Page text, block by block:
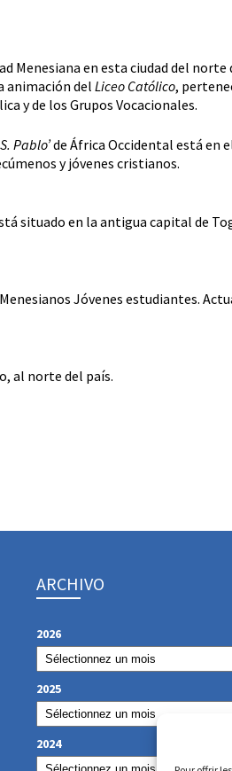
Menesiana en esta ciudad del norte
animación del Liceo Católico,
y de los Grupos Vocacionales.
Pablo’de África Occidental está en
y jóvenes cristianos.
situado en la antigua capital de
Jóvenes estudiantes.
al norte del país.
ARCHIVO
2026
2025
2024